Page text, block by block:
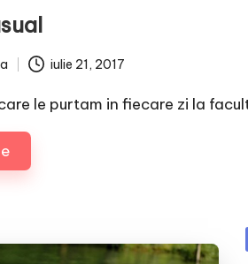
iulie 21, 2017
le purtam in fiecare zi la